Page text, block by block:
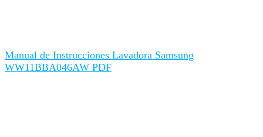
Manual de Instrucciones Lavadora Samsung
WW11BBA046AW PDF